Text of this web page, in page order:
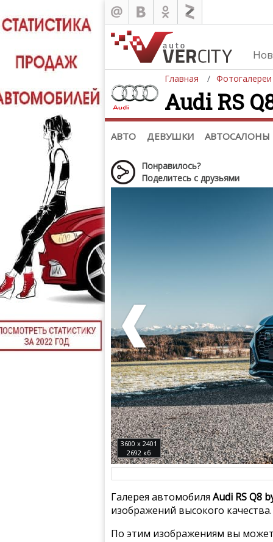
Главная Фотогалереи
Audi RS
АВТО ДЕВУШКИ АВТОСАЛОНЫ
Автомобили
Последние добавления
Список марок
(+1102)
Понравилось?
Поделитесь с друзьями
3600 x 2401
2692 кб
Галерея автомобиля Audi RS Q8
изображений высокого качества.
По этим изображениям вы